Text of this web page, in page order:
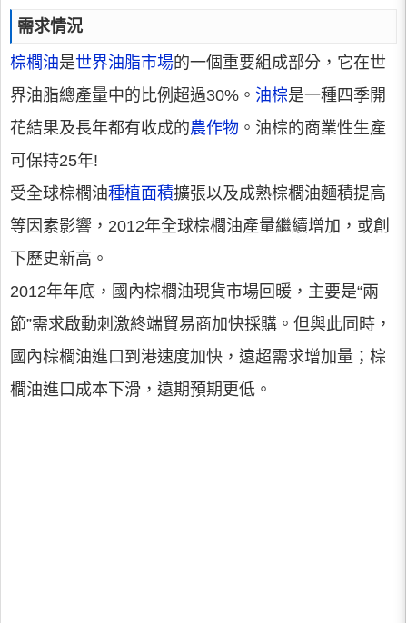
需求情況
棕櫚油是世界油脂市場的一個重要組成部分，它在世
界油脂總產量中的比例超過30%。 油棕是一種四季開
花結果及長年都有收成的農作物 。油棕的商業性生產
可保持25年!
受全球棕櫚油種植面積擴張以及成熟棕櫚油麵積提高
等因素影響，2012年全球棕櫚油產量繼續增加，或創
下歷史新高。
2012年年底，國內棕櫚油現貨市場回暖，主要是“兩
節”需求啟動刺激終端貿易商加快採購。但與此同時，
國內棕櫚油進口到港速度加快，遠超需求增加量；棕
櫚油進口成本下滑，遠期預期更低。